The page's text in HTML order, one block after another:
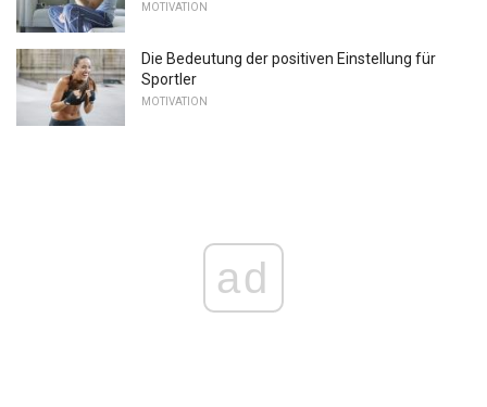
MOTIVATION
Die Bedeutung der positiven Einstellung für
Sportler
MOTIVATION
ad